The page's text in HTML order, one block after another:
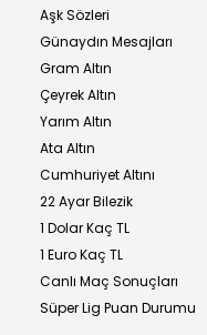
Aşk Sözleri
Günaydın Mesajları
Gram Altın
Çeyrek Altın
Yarım Altın
Ata Altın
Cumhuriyet Altını
22 Ayar Bilezik
1 Dolar Kaç TL
1 Euro Kaç TL
Canlı Maç Sonuçları
Süper Lig Puan Durumu